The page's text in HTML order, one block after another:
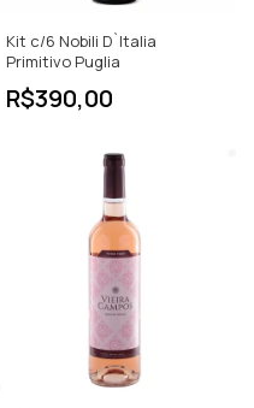
Kit c/6 Nobili D`Italia
Primitivo Puglia
R$390,00